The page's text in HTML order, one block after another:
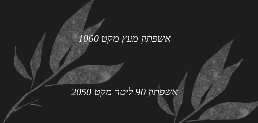
אשפתון מעץ מקט 1060
אשפתון 90 ליטר מקט 2050